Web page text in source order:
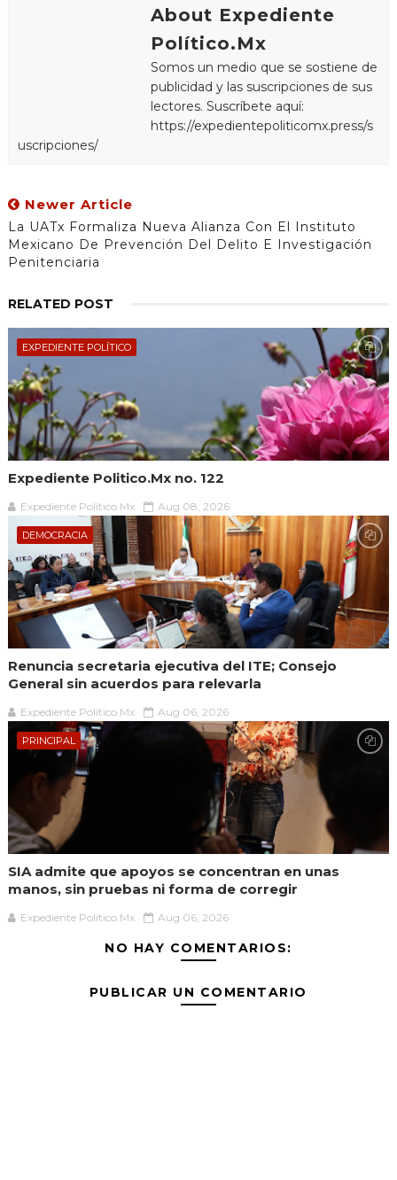
About Expediente
Político.Mx
Somos un medio que se sostiene de
publicidad y las suscripciones de sus
lectores. Suscríbete aquí:
https://expedientepoliticomx.press/s
uscripciones/
Newer Article
La UATx Formaliza Nueva Alianza Con El Instituto
Mexicano De Prevención Del Delito E Investigación
Penitenciaria
RELATED POST
EXPEDIENTE POLÍTICO
Expediente Politico.Mx no. 122
Expediente Político.Mx Aug 08, 2026
DEMOCRACIA
Renuncia secretaria ejecutiva del ITE; Consejo
General sin acuerdos para relevarla
Expediente Político.Mx Aug 06, 2026
PRINCIPAL
SIA admite que apoyos se concentran en unas
manos, sin pruebas ni forma de corregir
Expediente Político.Mx Aug 06, 2026
NO HAY COMENTARIOS:
PUBLICAR UN COMENTARIO